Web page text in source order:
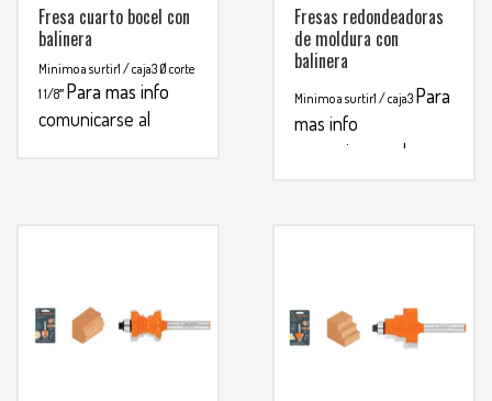
Fresa cuarto bocel con
balinera
Minimo a surtir1 / caja3 Ø corte
1 1/8″ Para mas info
comunicarse al
Fresas redondeadoras
de moldura con
balinera
Minimo a surtir1 / caja3 Para
mas info
comunicarse al